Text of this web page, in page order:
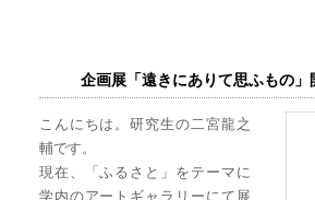
企画展「遠きにありて思ふもの
こんにちは。研究生の二宮龍之
輔です。
現在、「ふるさと」をテーマに
学内のアートギャラリーにて展